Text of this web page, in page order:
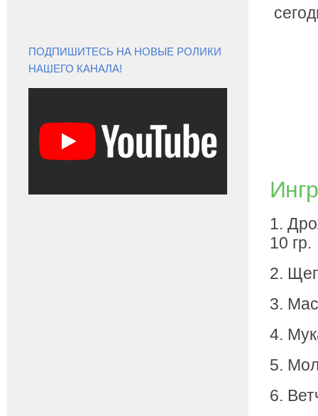
1.
10 гр.
2.
3.
4.
5.
6.
ПОДПИШИТЕСЬ НА НОВЫЕ РОЛИКИ
НАШЕГО КАНАЛА!